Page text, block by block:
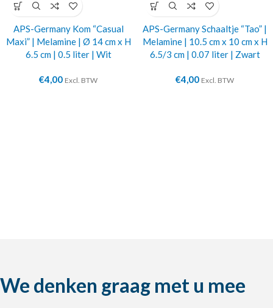
APS-Germany Kom “Casual
Maxi” | Melamine | Ø 14 cm x H
6.5 cm | 0.5 liter | Wit
€4,00 Excl. BTW
APS-Germany Schaaltje “Tao” |
Melamine | 10.5 cm x 10 cm x H
6.5/3 cm | 0.07 liter | Zwart
€4,00 Excl. BTW
We denken graag met u mee